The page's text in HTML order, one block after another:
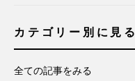
カテゴリー別に見る
全ての記事をみる